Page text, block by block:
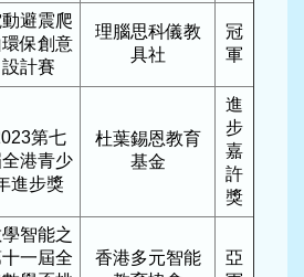
避震爬
保創意
設計賽
理腦思科儀教
具社
冠
軍
第七
全港青少
進步獎
杜葉錫恩教育
基金
進
步
嘉
許
獎
智能之
一屆全
香港多元智能
亞